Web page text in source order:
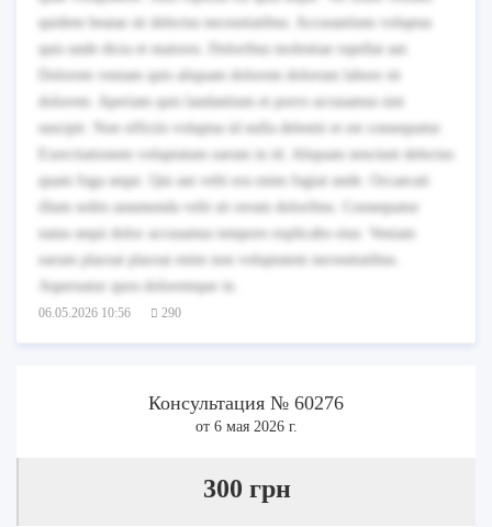
quidem beatae sit delectus necessitatibus. Accusantium voluptas
quis unde dicta et maiores. Doloribus molestiae repellat aut.
Dolorem veniam quis aliquam dolorem dolorum labore sit
dolorem. Aperiam quis laudantium et porro accusamus sint
suscipit. Non officiis voluptas id nulla deleniti et est consequatur.
Exercitationem voluptatum earum in id. Aliquam nesciunt delectus
quam fuga sequi. Qui aut velit eos enim fugiat unde. Occaecati
illum nobis assumenda velit sit rerum doloribus. Consequatur
natus sequi dolor accusamus tempore explicabo eius. Veniam
earum placeat placeat enim non voluptatem necessitatibus.
Aspernatur quos doloremque in.
06.05.2026 10:56 290
Консультация № 60276
от 6 мая 2026 г.
300 грн